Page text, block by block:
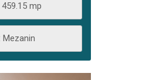
mp
Mezanin